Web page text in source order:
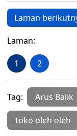
Laman
Laman:
1 2
Tag: Arus Balik
toko oleh oleh